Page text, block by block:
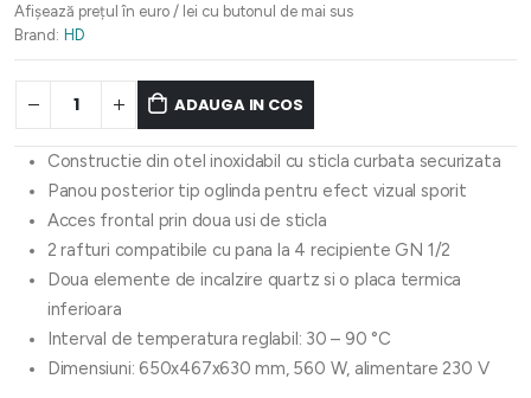
Afișează prețul în euro / lei cu butonul de mai sus
Brand: HD
ADAUGA IN COS
Constructie din otel inoxidabil cu sticla curbata securizata
Panou posterior tip oglinda pentru efect vizual sporit
Acces frontal prin doua usi de sticla
2 rafturi compatibile cu pana la 4 recipiente GN 1/2
Doua elemente de incalzire quartz si o placa termica
inferioara
Interval de temperatura reglabil: 30 – 90 °C
Dimensiuni: 650x467x630 mm, 560 W, alimentare 230 V